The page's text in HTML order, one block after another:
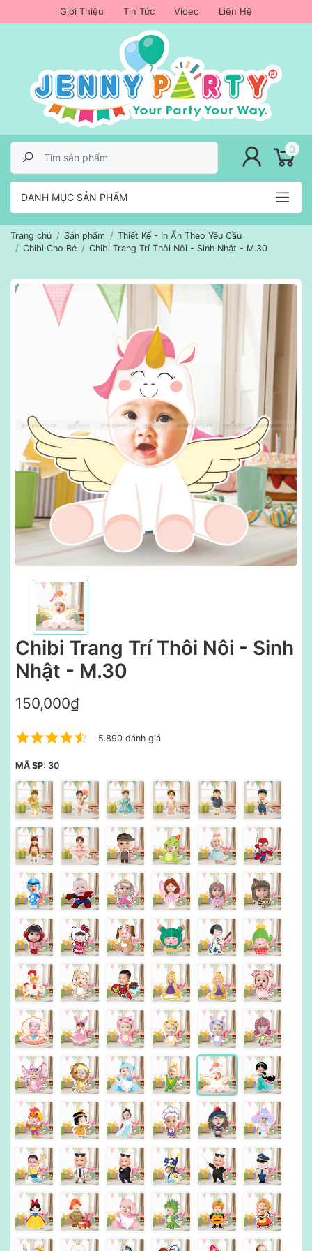
Giới Thiệu Tin Tức Video Liên Hệ
DANH MỤC SẢN PHẨM
0
Trang chủ Sản phẩm
Thiết Kế - In Ấn Theo Yêu Cầu
Chibi Cho Bé
Chibi Trang Trí Thôi Nôi - Sinh Nhật - M.30
Chibi Trang Trí Thôi Nôi - Sinh
Nhật - M.30
150,000₫
5.890 đánh giá
MÃ SP: 30